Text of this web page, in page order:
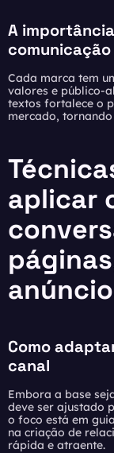
A
comunicação
Cada marca tem
valores e público-
textos fortalece o
mercado,
aplicar
Como
canal
Embora a base
deve ser ajustado
o foco está em
na criação de
rápida e atraente.